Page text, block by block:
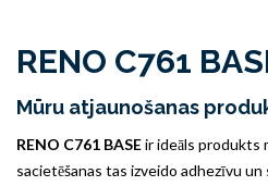
RENO C761
Mūru atjaunošanas
RENO C761 BASEir ideāls produkts
sacietēšanas tas izveido adhezīvu